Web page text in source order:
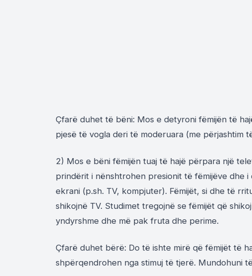
Çfarë duhet të bëni: Mos e detyroni fëmijën të
pjesë të vogla deri të moderuara (me përjashtim
2) Mos e bëni fëmijën tuaj të hajë përpara një
prindërit i nënshtrohen presionit të fëmijëve dhe
ekrani (p.sh. TV, kompjuter). Fëmijët, si dhe të
shikojnë TV. Studimet tregojnë se fëmijët që
yndyrshme dhe më pak fruta dhe perime.
Çfarë duhet bërë: Do të ishte mirë që fëmijët të
shpërqendrohen nga stimuj të tjerë. Mundohuni